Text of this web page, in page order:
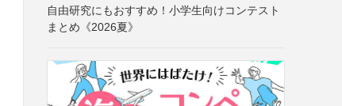
自由研究にもおすすめ！小学生向けコンテスト
まとめ《2026夏》